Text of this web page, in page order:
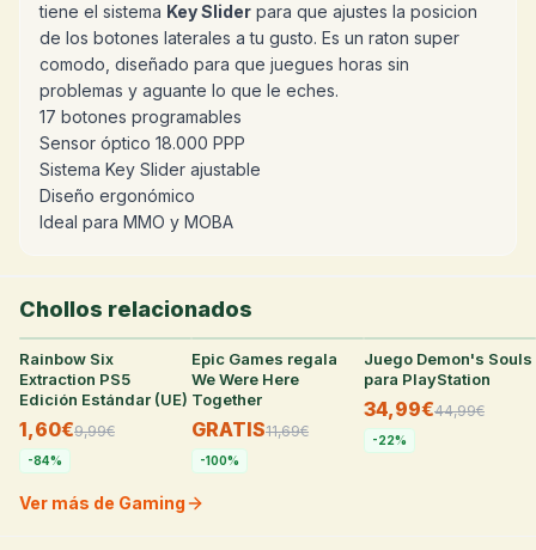
tiene el sistema Key Slider para que ajustes la posicion
de los botones laterales a tu gusto. Es un raton super
comodo, diseñado para que juegues horas sin
problemas y aguante lo que le eches.
17 botones programables
Sensor óptico 18.000 PPP
Sistema Key Slider ajustable
Diseño ergonómico
Ideal para MMO y MOBA
Chollos relacionados
Rainbow Six
Extraction PS5
Edición Estándar (UE)
1,60€9,99€
-84%
38
Epic Games regala
We Were Here
Together
GRATIS11,69€
-100%
31°
Juego Demon's Souls
para PlayStation
34,99€44,99€
-22%
Ver más de Gaming